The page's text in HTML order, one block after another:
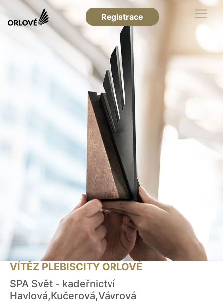
Registrace
VÍTĚZ PLEBISCITY ORLOVÉ
SPA Svět - kadeřnictví
Havlová,Kučerová,Vávrová